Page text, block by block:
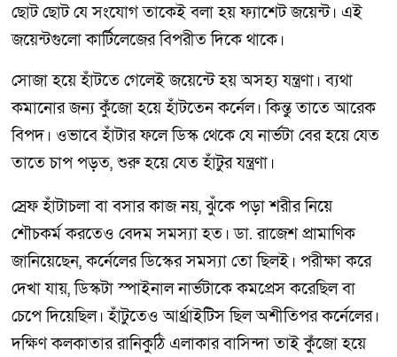
ছোট ছোট যে সংযোগ তাকেই বলা হয় ফ্যাশেট জয়েন্ট। এই
জয়েন্টগুলো কার্টিলেজের বিপরীত দিকে থাকে।
সোজা হয়ে হাঁটতে গেলেই জয়েন্টে হয় অসহ্য যন্ত্রণা। ব্যথা
কমানোর জন্য কুঁজো হয়ে হাঁটতেন কর্নেল। কিন্তু তাতে আরেক
বিপদ। ওভাবে হাঁটার ফলে ডিস্ক থেকে যে নার্ভটা বের হয়ে যেত
তাতে চাপ পড়ত, শুরু হয়ে যেত হাঁটুর যন্ত্রণা।
স্রেফ হাঁটাচলা বা বসার কাজ নয়, ঝুঁকে পড়া শরীর নিয়ে
শৌচকর্ম করতেও বেদম সমস্যা হত। ডা. রাজেশ প্রামাণিক
জানিয়েছেন, কর্নেলের ডিস্কের সমস্যা তো ছিলই। পরীক্ষা করে
দেখা যায়, ডিস্কটা স্পাইনাল নার্ভটাকে কমপ্রেস করেছিল বা
চেপে দিয়েছিল। হাঁটুতেও আর্থ্রাইটিস ছিল অশীতিপর কর্নেলের।
দক্ষিণ কলকাতার রানিকুঠি এলাকার বাসিন্দা তাই কুঁজো হয়ে